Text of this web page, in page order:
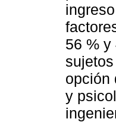
56 % y
opción
y